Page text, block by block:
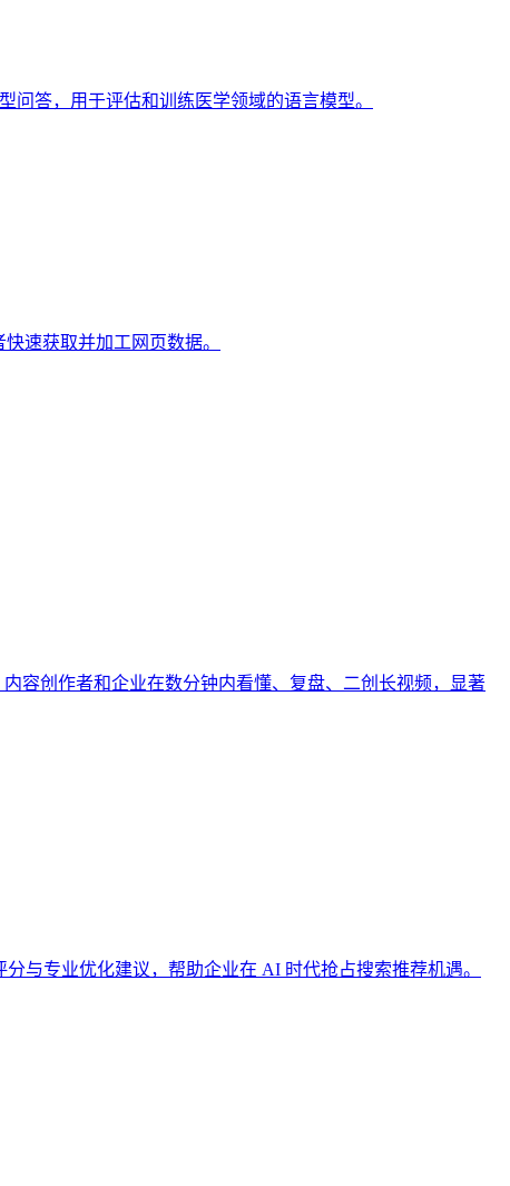
问答，用于评估和训练医学领域的语言模型。
速获取并加工网页数据。
容创作者和企业在数分钟内看懂、复盘、二创长视频，显著
与专业优化建议，帮助企业在 AI 时代抢占搜索推荐机遇。